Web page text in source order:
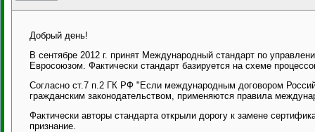
Добрый день!
В сентябре 2012 г. принят Международный стандарт по
Евросоюзом. Фактически стандарт базируется на схеме
Согласно ст.7 п.2 ГК РФ "Если международным договором
гражданским законодательством, применяются правила
Фактически авторы стандарта открыли дорогу к замене
признание.